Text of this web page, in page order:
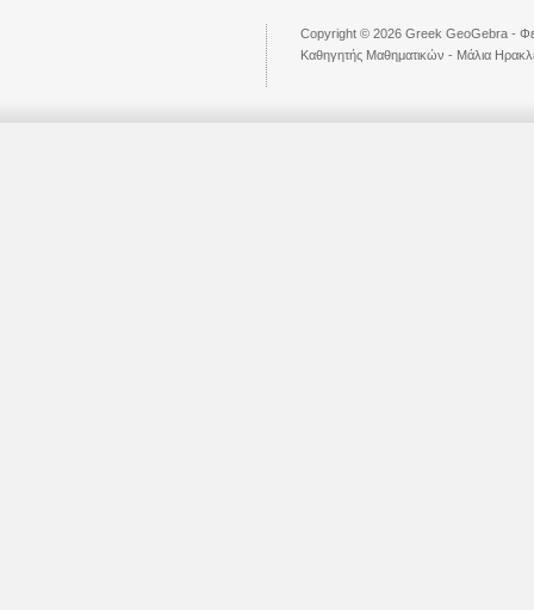
Copyright © 2026 Greek GeoGebra -
Kαθηγητής Μαθηματικών - Μάλια